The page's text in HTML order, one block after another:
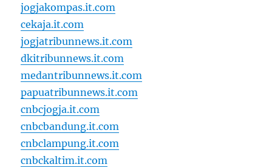
jogjakompas.it.com
cekaja.it.com
jogjatribunnews.it.com
dkitribunnews.it.com
medantribunnews.it.com
papuatribunnews.it.com
cnbcjogja.it.com
cnbcbandung.it.com
cnbclampung.it.com
cnbckaltim.it.com